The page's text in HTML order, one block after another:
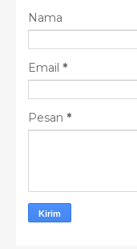
Nama
Email *
Pesan *